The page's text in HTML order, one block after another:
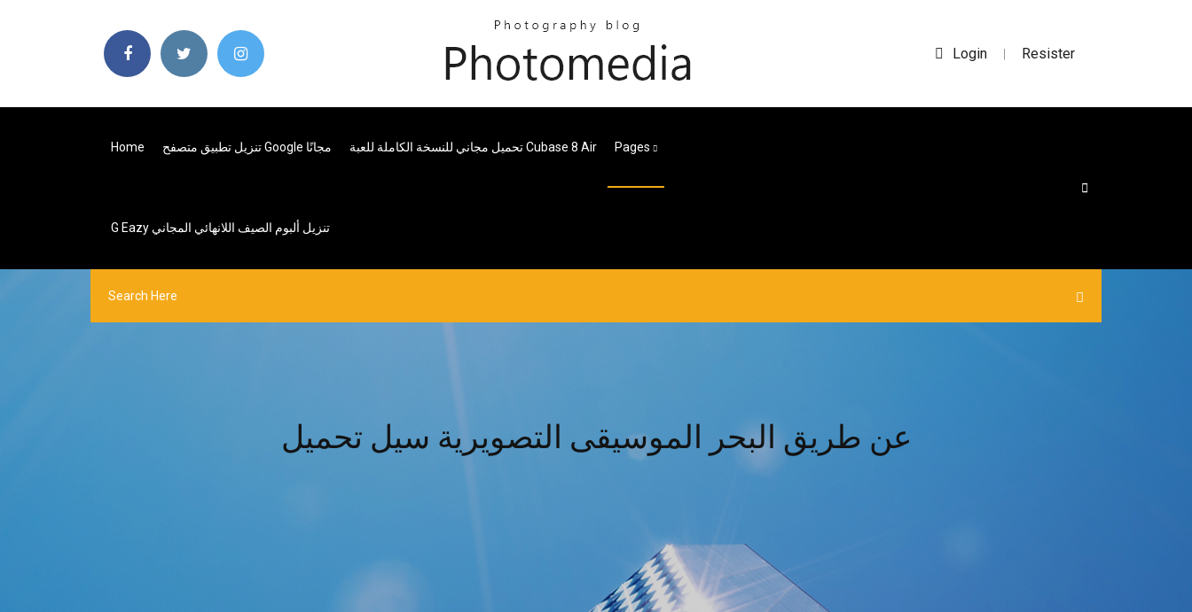
Login | Resister
Home تنزيل تطبيق متصفح Google مجانًا تحميل مجاني للنسخة الكاملة للعبة Cubase 8 Air Pages
G Eazy تنزيل ألبوم الصيف اللانهائي المجاني
عن طريق البحر الموسيقى التصويرية سيل تحميل